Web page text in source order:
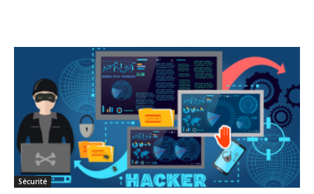
Sécurité